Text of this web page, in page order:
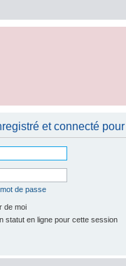
et connecté
de passe
de moi
statut en ligne pour cette session